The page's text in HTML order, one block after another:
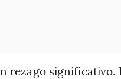
rezago significativo.